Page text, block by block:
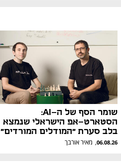
שומר הסף של ה-AI:
הסטארט-אפ הישראלי שנמצא
בלב סערת "המודלים המורדים"
06.08.26
, מאיר אורבך